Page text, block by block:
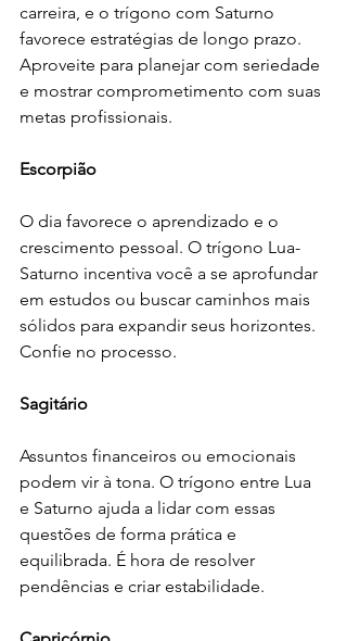
carreira, e o trígono com Saturno
favorece estratégias de longo prazo.
Aproveite para planejar com seriedade
e mostrar comprometimento com suas
metas profissionais.
Escorpião
O dia favorece o aprendizado e o
crescimento pessoal. O trígono Lua-
Saturno incentiva você a se aprofundar
em estudos ou buscar caminhos mais
sólidos para expandir seus horizontes.
Confie no processo.
Sagitário
Assuntos financeiros ou emocionais
podem vir à tona. O trígono entre Lua
e Saturno ajuda a lidar com essas
questões de forma prática e
equilibrada. É hora de resolver
pendências e criar estabilidade.